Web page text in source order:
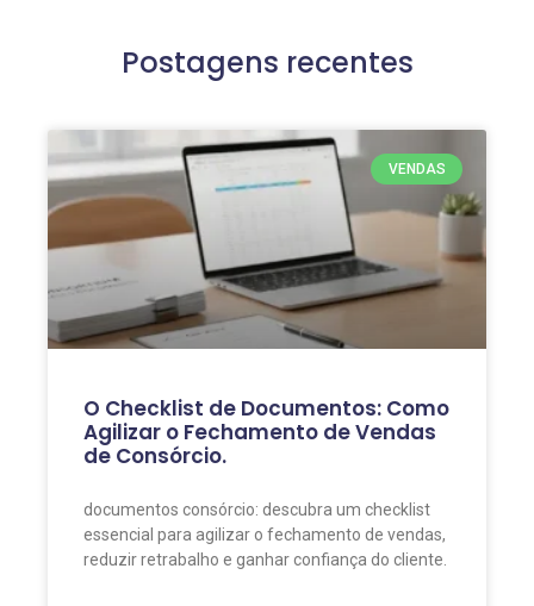
Postagens recentes
VENDAS
O Checklist de Documentos: Como
Agilizar o Fechamento de Vendas
de Consórcio.
documentos consórcio: descubra um checklist
essencial para agilizar o fechamento de vendas,
reduzir retrabalho e ganhar confiança do cliente.